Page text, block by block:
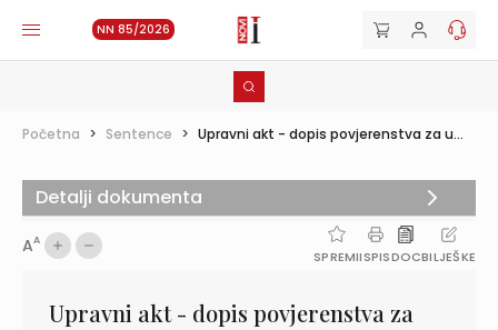
NN 85/2026
Početna > Sentence > Upravni akt - dopis povjerenstva za u...
AA
SPREMIISPISDOCBILJEŠKE
Upravni akt - dopis povjerenstva za
Detalji dokumenta